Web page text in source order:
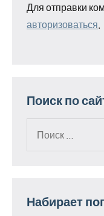
Для отправки
авторизоваться
Поиск по
Набирает